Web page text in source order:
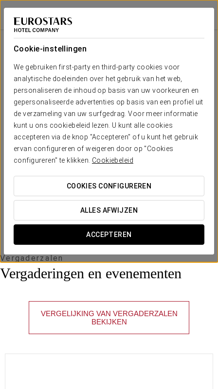
Cookie-instellingen
We gebruiken first-party en third-party cookies voor
analytische doeleinden over het gebruik van het web,
personaliseren de inhoud op basis van uw voorkeuren en
gepersonaliseerde advertenties op basis van een profiel uit
de verzameling van uw surfgedrag. Voor meer informatie
kunt u ons cookiebeleid lezen. U kunt alle cookies
accepteren via de knop "Accepteren" of u kunt het gebruik
ervan configureren of weigeren door op "Cookies
configureren" te klikken. Cookiebeleid
COOKIES CONFIGUREREN
ALLES AFWIJZEN
ACCEPTEREN
Exe Lev
LJUBLJANA
Jouw evenement in
OFFERTE AANVRAGEN
Vergaderzalen
Vergaderingen en evenementen
VERGELIJKING VAN VERGADERZALEN
BEKIJKEN
Zaal
opstellingopstelling
Karantanija
367 m
x m
altura
160 - - 150 300 -